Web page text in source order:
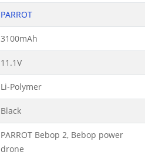
PARROT
3100mAh
11.1V
Li-Polymer
Black
PARROT Bebop 2, Bebop power
drone